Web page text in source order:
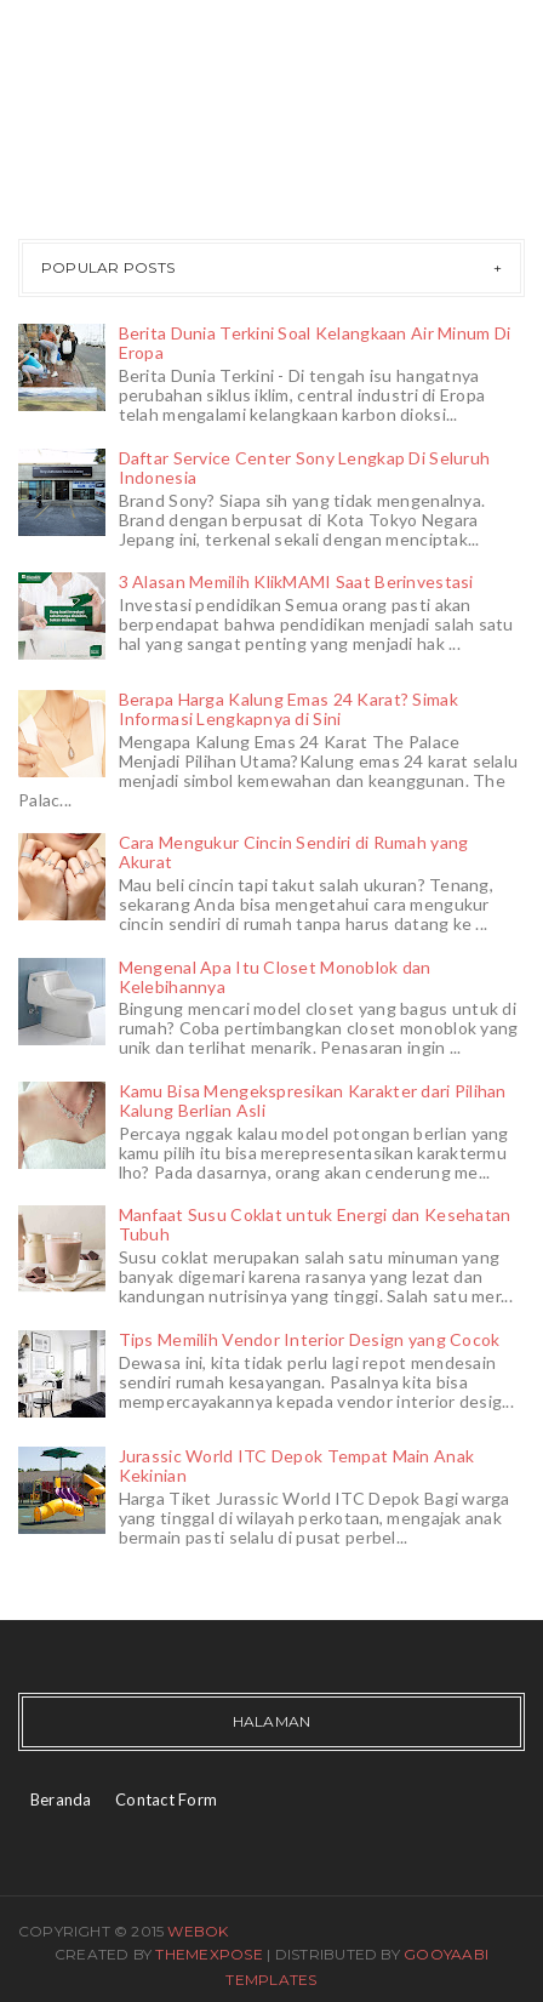
POPULAR POSTS
Berita Dunia Terkini Soal Kelangkaan Air Minum Di
Eropa
Berita Dunia Terkini - Di tengah isu hangatnya
perubahan siklus iklim, central industri di Eropa
telah mengalami kelangkaan karbon dioksi...
Daftar Service Center Sony Lengkap Di Seluruh
Indonesia
Brand Sony? Siapa sih yang tidak mengenalnya.
Brand dengan berpusat di Kota Tokyo Negara
Jepang ini, terkenal sekali dengan menciptak...
3 Alasan Memilih KlikMAMI Saat Berinvestasi
Investasi pendidikan Semua orang pasti akan
berpendapat bahwa pendidikan menjadi salah satu
hal yang sangat penting yang menjadi hak ...
Berapa Harga Kalung Emas 24 Karat? Simak
Informasi Lengkapnya di Sini
Mengapa Kalung Emas 24 Karat The Palace
Menjadi Pilihan Utama?Kalung emas 24 karat selalu
menjadi simbol kemewahan dan keanggunan. The
Palac...
Cara Mengukur Cincin Sendiri di Rumah yang
Akurat
Mau beli cincin tapi takut salah ukuran? Tenang,
sekarang Anda bisa mengetahui cara mengukur
cincin sendiri di rumah tanpa harus datang ke ...
Mengenal Apa Itu Closet Monoblok dan
Kelebihannya
Bingung mencari model closet yang bagus untuk di
rumah? Coba pertimbangkan closet monoblok yang
unik dan terlihat menarik. Penasaran ingin ...
Kamu Bisa Mengekspresikan Karakter dari Pilihan
Kalung Berlian Asli
Percaya nggak kalau model potongan berlian yang
kamu pilih itu bisa merepresentasikan karaktermu
lho? Pada dasarnya, orang akan cenderung me...
Manfaat Susu Coklat untuk Energi dan Kesehatan
Tubuh
Susu coklat merupakan salah satu minuman yang
banyak digemari karena rasanya yang lezat dan
kandungan nutrisinya yang tinggi. Salah satu mer...
Tips Memilih Vendor Interior Design yang Cocok
Dewasa ini, kita tidak perlu lagi repot mendesain
sendiri rumah kesayangan. Pasalnya kita bisa
mempercayakannya kepada vendor interior desig...
Jurassic World ITC Depok Tempat Main Anak
Kekinian
Harga Tiket Jurassic World ITC Depok Bagi warga
yang tinggal di wilayah perkotaan, mengajak anak
bermain pasti selalu di pusat perbel...
HALAMAN
Beranda Contact Form
COPYRIGHT © 2015WEBOK
CREATED BYTHEMEXPOSE | DISTRIBUTED BY GOOYAABI
TEMPLATES